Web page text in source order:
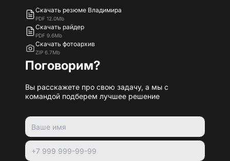
Скачать резюме Владимира
PDF 12.0Mb
Скачать райдер
PDF 9.6Mb
Скачать фотоархив
ZIP 6.7Mb
Поговорим?
Вы расскажете про свою задачу, а мы с
командой подберем лучшее решение